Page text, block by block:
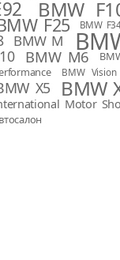
BMW
F25 BMW
BMW M
BMW M6
BMW Vision
X5 BMW
Motor